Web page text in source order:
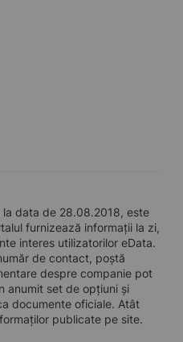
data de 28.08.2018, este
furnizează informații la zi,
interes utilizatorilor eData.
de contact, poștă
despre companie pot
anumit set de opțiuni și
documente oficiale. Atât
publicate pe site.